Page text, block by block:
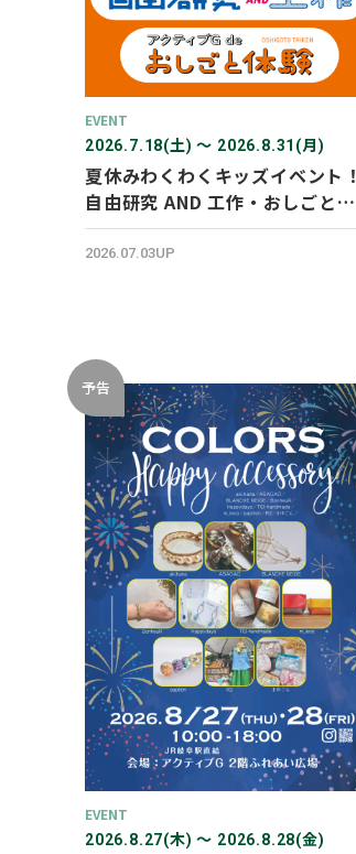
EVENT
2026.7.18(土) 〜 2026.8.31(月)
夏休みわくわくキッズイベント！
自由研究 AND 工作・おしごと体
験！
2026.07.03UP
予告
EVENT
2026.8.27(木) 〜 2026.8.28(金)